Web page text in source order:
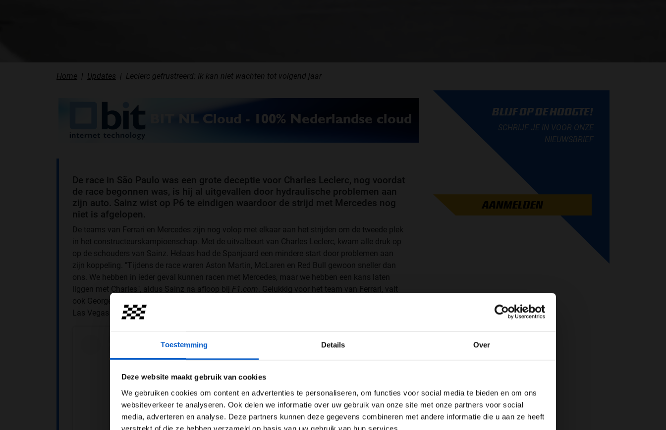
Toestemming Details Over
Deze website maakt gebruik van cookies
We gebruiken cookies om content en advertenties te personaliseren, om functies voor social media te bieden en om ons
websiteverkeer te analyseren. Ook delen we informatie over uw gebruik van onze site met onze partners voor social
media, adverteren en analyse. Deze partners kunnen deze gegevens combineren met andere informatie die u aan ze heeft
Home Updates Leclerc gefrustreerd: Ik kan niet wachten tot volgend jaar
De race in São Paulo was een grote deceptie voor Charles Leclerc, nog voordat
de race begonnen was, is hij al uitgevallen door hydraulische problemen aan
zijn auto. Sainz wist op P6 te eindigen waardoor de strijd met Mercedes nog
niet is afgelopen.
De teams van Ferrari en Mercedes zijn nog volop met elkaar aan het strijden om de tweede plek
in het constructeurskampioenschap. Met de uitvalbeurt van Charles Leclerc, kwam alle druk op
op de schouders van Sainz. Helaas had de Spanjaard een mindere start door problemen aan
zijn koppeling. "Tijdens de race waren Aston Martin, McLaren en Red Bull gewoon sneller dan
ons. We hebben in ieder geval kunnen racen met Mercedes, maar we hebben een kans laten
liggen met Charles", aldus Sainz na afloop bij F1.com . Gelukkig voor het team van Ferrari, valt
ook George Russell uit, waardoor de strijd aankomt op de laatste twee races van het seizoen. "In
Las Vegas zijn wij weer terug met onze snelheid".
BLIJF OP DE HOOGTE!
SCHRIJF JE IN VOOR ONZE
NIEUWSBRIEF
AANMELDEN
Advertentie instellingen
Toon alle alcoholische drankenadvertenties (18+)
Toon alle kansspelenadvertenties (24+)